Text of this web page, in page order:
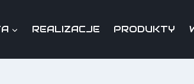
REALIZACJE PRODUKTY